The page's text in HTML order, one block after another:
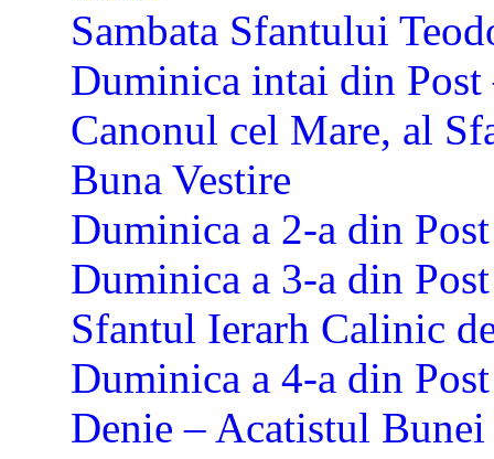
Sambata Sfantului
Duminica intai din
Canonul cel Mare, al
Buna Vestire
Duminica a 2-a din
Duminica a 3-a din
Sfantul Ierarh Calinic
Duminica a 4-a din
Denie – Acatistul